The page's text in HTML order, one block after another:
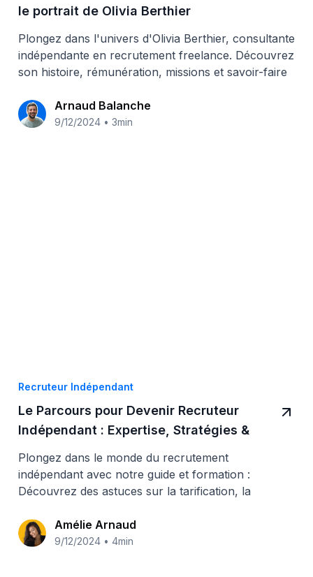
le portrait de Olivia Berthier
Plongez dans l'univers d'Olivia Berthier, consultante
indépendante en recrutement freelance. Découvrez
son histoire, rémunération, missions et savoir-faire
Arnaud Balanche
9/12/2024 • 3min
Recruteur Indépendant
Le Parcours pour Devenir Recruteur
Indépendant : Expertise, Stratégies &
Succès
Plongez dans le monde du recrutement
indépendant avec notre guide et formation :
Découvrez des astuces sur la tarification, la
Amélie Arnaud
9/12/2024 • 4min